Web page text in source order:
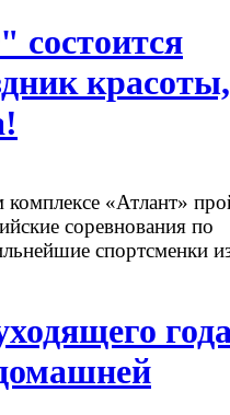
красоты,
«Атлант»
соревнования по
спортсменки